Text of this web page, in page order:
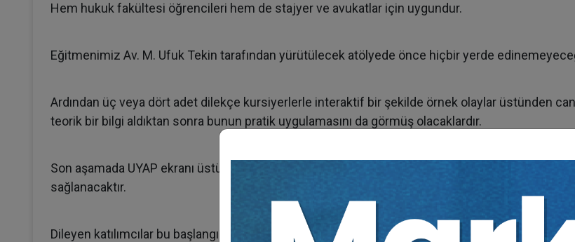
Hem hukuk fakültesi öğrencileri hem de stajyer ve avukatlar için uygundur.
Eğitmenimiz Av. M. Ufuk Tekin tarafından yürütülecek atölyede önce hiçbir yerde
Ardından üç veya dört adet dilekçe kursiyerlerle interaktif bir şekilde örnek olaylar üstünden
teorik bir bilgi aldıktan sonra bunun pratik uygulamasını da görmüş olacaklardır.
Son aşamada UYAP ekranı üstünden dilekçenin nasıl mahkeme dosyasına gönderileceği de
sağlanacaktır.
Dileyen katılımcılar bu başlangıç atölyesini tamamladıktan sonra, dört hafta ve toplam on